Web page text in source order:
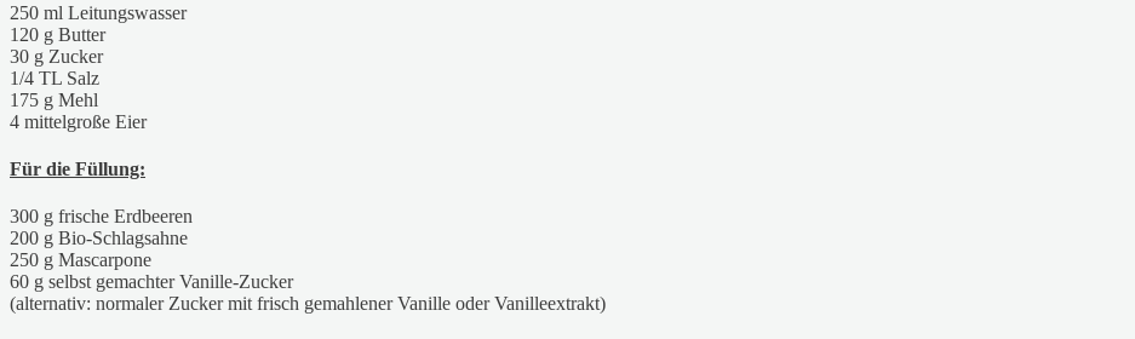
250 ml Leitungswasser
120 g Butter
30 g Zucker
1/4 TL Salz
175 g Mehl
4 mittelgroße Eier
Für die Füllung:
300 g frische Erdbeeren
200 g Bio-Schlagsahne
250 g Mascarpone
60 g selbst gemachter Vanille-Zucker
(alternativ: normaler Zucker mit frisch gemahlener Vanille oder Vanilleextrakt)